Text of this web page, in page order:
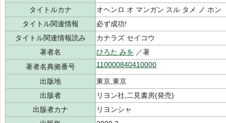
タイトルカナ
オヘンロ オ マンガン スル タメ ノ ホン
タイトル関連情報
必ず成功!
タイトル関連情報読み
カナラズ セイコウ
著者名
ひろた みを ／著
著者名典拠番号
110000840410000
出版地
東京,東京
出版者
リヨン社,二見書房(発売)
出版者カナ
リヨンシャ